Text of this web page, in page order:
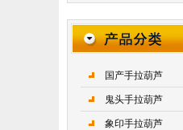
国产手拉葫芦
鬼头手拉葫芦
象印手拉葫芦